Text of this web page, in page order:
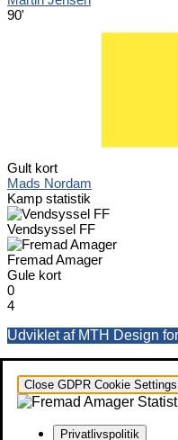
90'
Gult kort
Mads Nordam
Kamp statistik
Vendsyssel FF
Fremad Amager
Gule kort
0
4
Udviklet af MTH Design
Close GDPR Cookie Settings
Privatlivspolitik